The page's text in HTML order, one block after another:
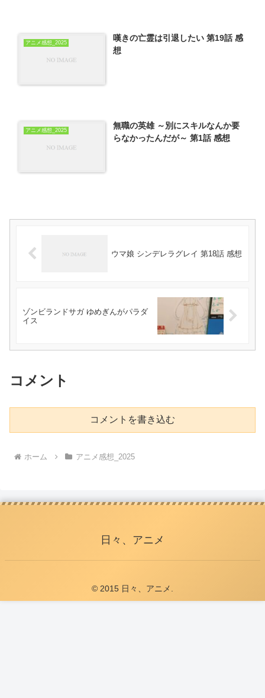
アニメ感想_2025
嘆きの亡霊は引退したい 第19話 感
想
アニメ感想_2025
無職の英雄 ～別にスキルなんか要
らなかったんだが～ 第1話 感想
ウマ娘 シンデレラグレイ 第18話 感想
ゾンビランドサガ ゆめぎんがパラダ
イス
コメント
コメントを書き込む
ホーム アニメ感想_2025
日々、アニメ
© 2015 日々、アニメ.